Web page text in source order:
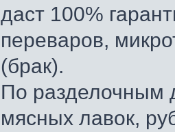
даст 100%
переваров,
(брак).
По разделочным
мясных лавок,